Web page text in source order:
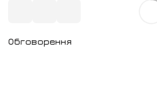
Обговорення